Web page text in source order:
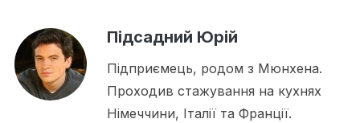
Підсадний Юрій
Підприємець, родом з Мюнхена.
Проходив стажування на кухнях
Німеччини, Італії та Франції.